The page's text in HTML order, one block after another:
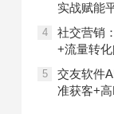
实战赋能
4
社交营销
+流量转
5
交友软件
准获客+